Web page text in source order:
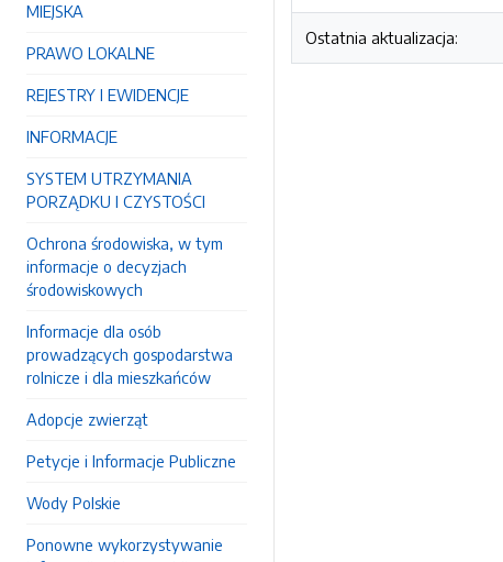
MIEJSKA
PRAWO LOKALNE
REJESTRY I EWIDENCJE
INFORMACJE
SYSTEM UTRZYMANIA
PORZĄDKU I CZYSTOŚCI
Ochrona środowiska, w tym
informacje o decyzjach
środowiskowych
Informacje dla osób
prowadzących gospodarstwa
rolnicze i dla mieszkańców
Adopcje zwierząt
Petycje i Informacje Publiczne
Wody Polskie
Ponowne wykorzystywanie
Ostatnia aktualizacja: